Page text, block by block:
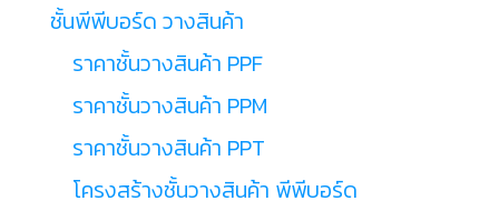
ชั้นพีพีบอร์ด วางสินค้า
ราคาชั้นวางสินค้า PPF
ราคาชั้นวางสินค้า PPM
ราคาชั้นวางสินค้า PPT
โครงสร้างชั้นวางสินค้า พีพีบอร์ด